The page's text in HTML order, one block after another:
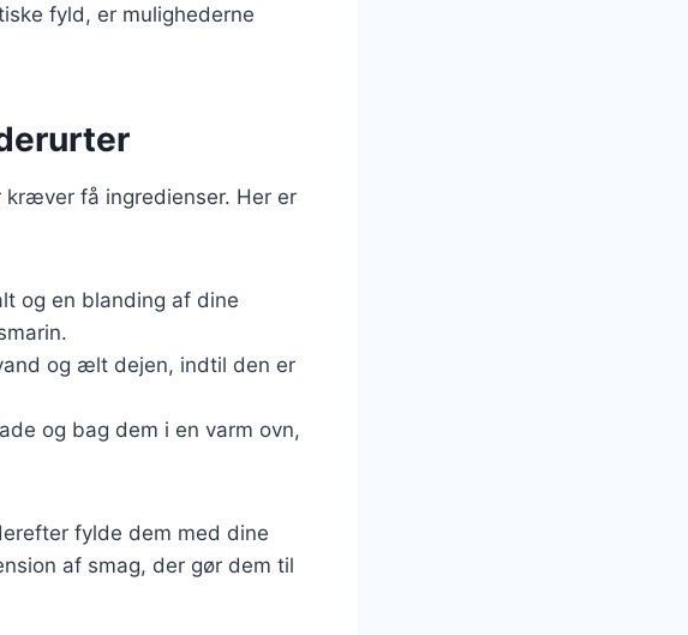
fyld, er mulighederne
få ingredienser. Her er
og en blanding af dine
og ælt dejen, indtil den er
og bag dem i en varm ovn,
fylde dem med dine
af smag, der gør dem til